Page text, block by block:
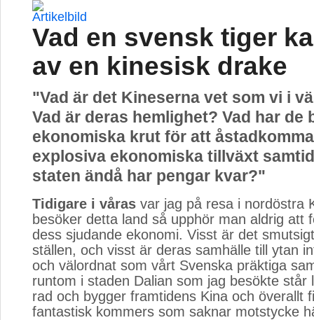
Vad en svensk tiger
av en kinesisk drake
"Vad är det Kineserna vet som vi i
Vad är deras hemlighet? Vad har de
ekonomiska krut för att
explosiva ekonomiska tillväxt
staten ändå har pengar kvar?"
Tidigare i våras var jag på resa i nordöstra
besöker detta land så upphör man aldrig att
dess sjudande ekonomi. Visst är det
ställen, och visst är deras samhälle till ytan
och välordnat som vårt Svenska präktiga
runtom i staden Dalian som jag besökte står
rad och bygger framtidens Kina och överallt
fantastisk kommers som saknar motstycke